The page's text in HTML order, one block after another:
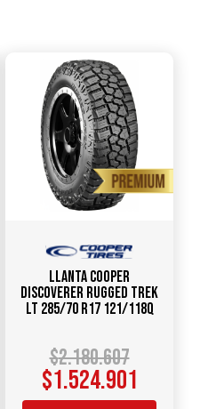
Llanta COOPER
DISCOVERER RUGGED TREK
LT 285/70 R17 121/118Q
$2.180.607
$1.524.901